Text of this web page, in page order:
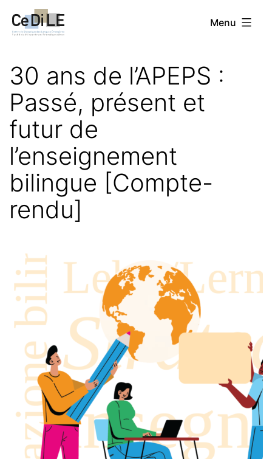
auCeDiLE Menu
30 ans de l’APEPS :
Passé, présent et
futur de
l’enseignement
bilingue [Compte-
rendu]